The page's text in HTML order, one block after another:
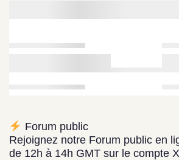
Forum public
Rejoignez notre Forum public en
de 12h à 14h GMT sur le compte